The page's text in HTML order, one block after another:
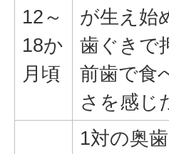
12～
18か
月頃
が生え始
歯ぐきで
前歯で食
さを感じ
1対の奥